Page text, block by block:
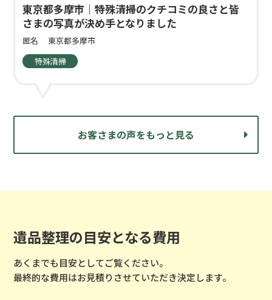
東京都多摩市｜特殊清掃のクチコミの良さと皆
さまの写真が決め手となりました
匿名
東京都多摩市
特殊清掃
お客さまの声をもっと見る
遺品整理の目安となる費用
あくまでも目安としてご覧ください。
最終的な費用はお見積りさせていただき決定します。